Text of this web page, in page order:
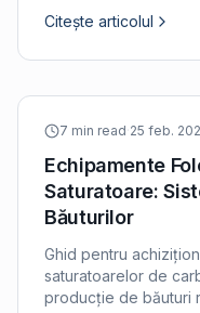
Citește articolul
7 min read·25 feb.
Echipamente
Saturatoare:
Băuturilor
Ghid pentru
saturatoarelor de
producție de băuturi